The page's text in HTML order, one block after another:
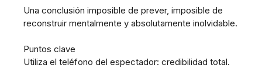
Una conclusión imposible de prever, imposible de
reconstruir mentalmente y absolutamente inolvidable.
Puntos clave
Utiliza el teléfono del espectador: credibilidad total.